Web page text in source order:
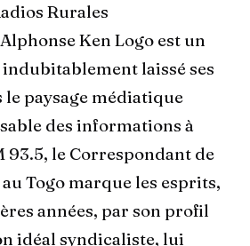
Rurales
Ken Logo est un
laissé ses
paysage médiatique
des informations à
93.5, le Correspondant de
Togo marque les esprits,
années, par son profil
idéal syndicaliste, lui